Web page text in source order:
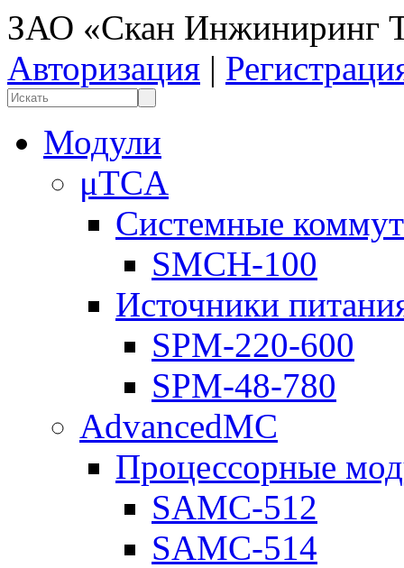
ЗАО «Скан Инжиниринг
Авторизация |
Модули
μTCA
Системные
SMCH-100
Источники
SPM-220-600
SPM-48-780
AdvancedMC
Процессорные
SAMC-512
SAMC-514